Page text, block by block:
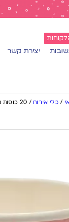
יצירת קשר
/כלי אירוח / 20 כוסות נייר בצבע ורוד בייבי